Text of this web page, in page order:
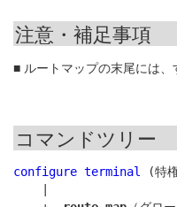
注意・補足事項
■ ルートマップの末尾には
コマンドツリー
configure terminal
(特